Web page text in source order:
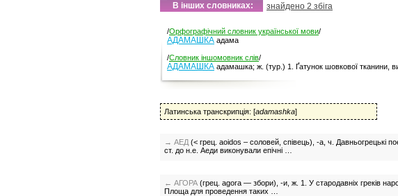
В iнших словниках: знайдено 2 збіга
/Орфографічний словник української мови/
АДАМАШКА адама
/Словник іншомовник слів/
АДАМАШКА адамашка; ж. (тур.) 1. Ґатунок шовкової тканини,
Латинська транскрипцiя: [adamashka]
→ АЕД (< грец. aoidos – соловей, співець), -а, ч. Давньогрецькі
ст. до н.е. Аеди виконували епічні …
← АГОРА (грец. agora — збори), -и, ж. 1. У стародавніх греків
Площа для проведення таких …